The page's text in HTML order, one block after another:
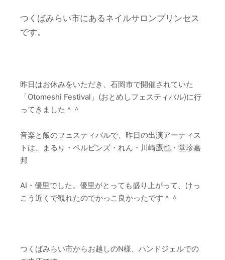
つくばみらい市にあるネイルサロンプリンセス
です。
昨日はお休みをいただき、石岡市で開催されていた
「Otomeshi Festival」(おとめしフェスティバル)に行
ってきました＾＾
音楽と飯のフェスティバルで、昨日の出演アーティス
トは、まるり・ペルピンズ・れん・川崎鷹也・堂珍嘉
邦
AI・優里でした。優里がとっても盛り上がって、けっ
こう近くで観れたのでかっこ良かったです＾＾
つくばみらい市からお越しのN様、ハンドジェルでの